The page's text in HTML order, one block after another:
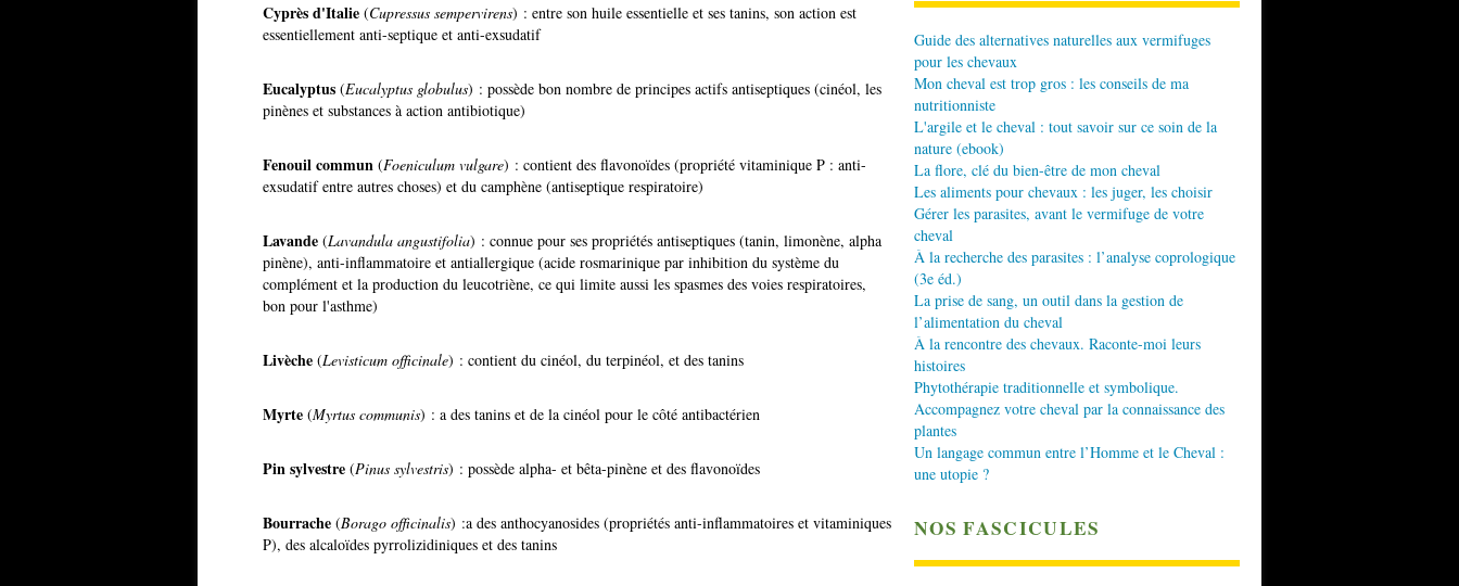
Cyprès d'Italie (Cupressus sempervirens) : entre son huile essentielle et ses tanins, son action est
essentiellement anti-septique et anti-exsudatif
Eucalyptus (Eucalyptus globulus) : possède bon nombre de principes actifs antiseptiques (cinéol, les
pinènes et substances à action antibiotique)
Fenouil commun (Foeniculum vulgare) : contient des flavonoïdes (propriété vitaminique P : anti-
exsudatif entre autres choses) et du camphène (antiseptique respiratoire)
Lavande (Lavandula angustifolia) : connue pour ses propriétés antiseptiques (tanin, limonène, alpha
pinène), anti-inflammatoire et antiallergique (acide rosmarinique par inhibition du système du
complément et la production du leucotriène, ce qui limite aussi les spasmes des voies respiratoires,
bon pour l'asthme)
Livèche (Levisticum officinale) : contient du cinéol, du terpinéol, et des tanins
Myrte (Myrtus communis) : a des tanins et de la cinéol pour le côté antibactérien
Pin sylvestre (Pinus sylvestris) : possède alpha- et bêta-pinène et des flavonoïdes
Bourrache (Borago officinalis) :a des anthocyanosides (propriétés anti-inflammatoires et vitaminiques
P), des alcaloïdes pyrrolizidiniques et des tanins
Guide des alternatives naturelles aux vermifuges
pour les chevaux
Mon cheval est trop gros : les conseils de ma
nutritionniste
L'argile et le cheval : tout savoir sur ce soin de la
nature (ebook)
La flore, clé du bien-être de mon cheval
Les aliments pour chevaux : les juger, les choisir
Gérer les parasites, avant le vermifuge de votre
cheval
À la recherche des parasites : l’analyse coprologique
(3e éd.)
La prise de sang, un outil dans la gestion de
l’alimentation du cheval
À la rencontre des chevaux. Raconte-moi leurs
histoires
Phytothérapie traditionnelle et symbolique.
Accompagnez votre cheval par la connaissance des
plantes
Un langage commun entre l’Homme et le Cheval :
une utopie ?
NOS FASCICULES